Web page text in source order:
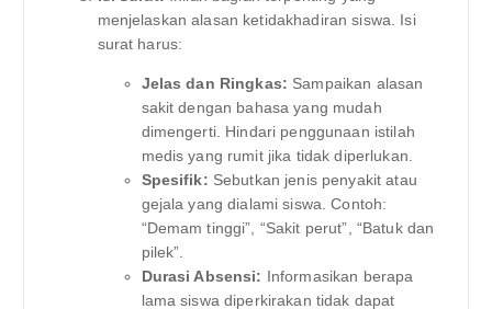
menjelaskan alasan ketidakhadiran siswa. Isi
surat harus:
Jelas dan Ringkas: Sampaikan alasan
sakit dengan bahasa yang mudah
dimengerti. Hindari penggunaan istilah
medis yang rumit jika tidak diperlukan.
Spesifik: Sebutkan jenis penyakit atau
gejala yang dialami siswa. Contoh:
“Demam tinggi”, “Sakit perut”, “Batuk dan
pilek”.
Durasi Absensi: Informasikan berapa
lama siswa diperkirakan tidak dapat